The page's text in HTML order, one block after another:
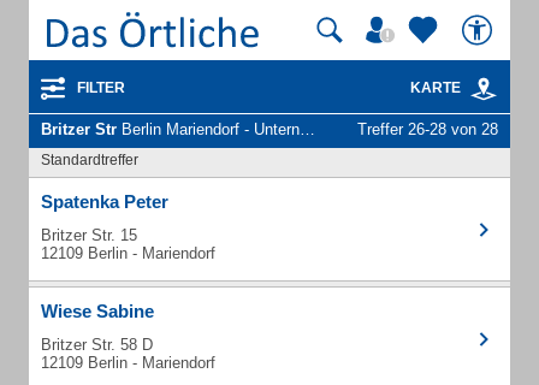
FILTER KARTE
Britzer Str Berlin Mariendorf - Unternehmen und Personen Treffer 26-28 von 28
Standardtreffer
Spatenka Peter
Britzer Str. 15
12109 Berlin - Mariendorf
Wiese Sabine
Britzer Str. 58 D
12109 Berlin - Mariendorf